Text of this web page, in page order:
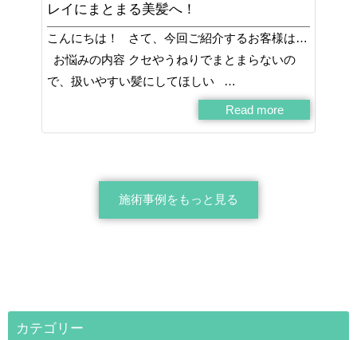
レイにまとまる美髪へ！
こんにちは！ さて、今回ご紹介するお客様は…
お悩みの内容 クセやうねりでまとまらないの
で、扱いやすい髪にしてほしい …
Read more
施術事例をもっと見る
カテゴリー